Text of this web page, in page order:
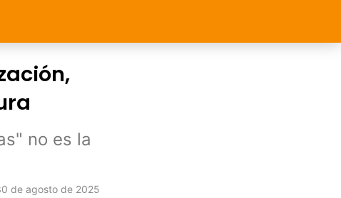
no es la
de agosto de 2025